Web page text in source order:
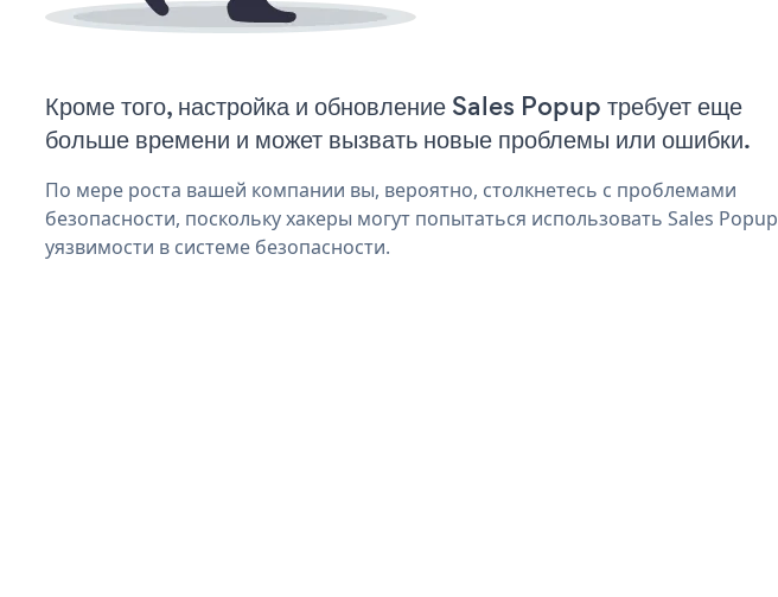
Кроме того, настройка и обновление Sales Popup требует еще
больше времени и может вызвать новые проблемы или ошибки.
По мере роста вашей компании вы, вероятно, столкнетесь с проблемами
безопасности, поскольку хакеры могут попытаться использовать Sales Popup
уязвимости в системе безопасности.